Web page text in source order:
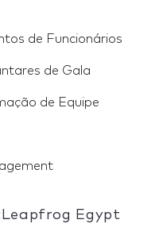
de Funcionários
de Gala
de Equipe
Egypt